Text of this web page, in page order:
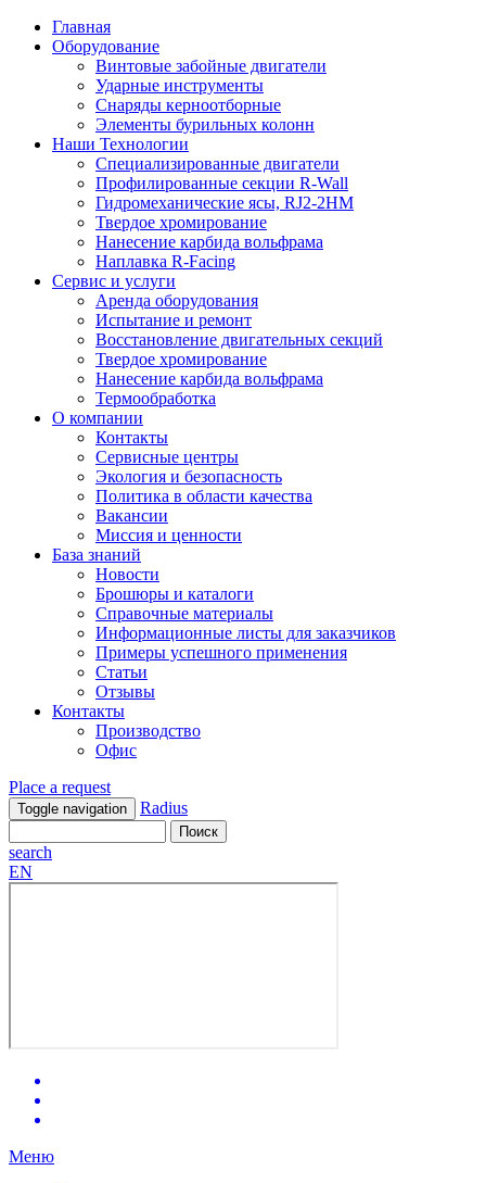
Главная
Оборудование
Винтовые забойные двигатели
Ударные инструменты
Снаряды керноотборные
Элементы бурильных колонн
Наши Технологии
Специализированные двигатели
Профилированные секции R-Wall
Гидромеханические ясы, RJ2-2HM
Твердое хромирование
Нанесение карбида вольфрама
Наплавка R-Facing
Сервис и услуги
Аренда оборудования
Испытание и ремонт
Восстановление двигательных секций
Твердое хромирование
Нанесение карбида вольфрама
Термообработка
О компании
Контакты
Сервисные центры
Экология и безопасность
Политика в области качества
Вакансии
Миссия и ценности
База знаний
Новости
Брошюры и каталоги
Справочные материалы
Информационные листы для заказчиков
Примеры успешного применения
Статьи
Отзывы
Контакты
Производство
Офис
Place a request
Toggle navigation Radius
search
EN
Меню